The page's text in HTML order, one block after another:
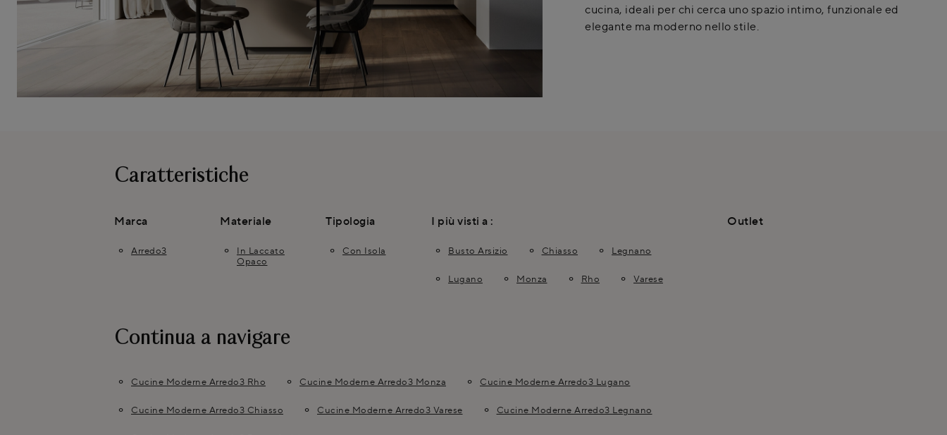
cucina, ideali per chi cerca uno spazio intimo, funzionale ed
elegante ma moderno nello stile.
Caratteristiche
Marca
Arredo3
Materiale
In Laccato
Opaco
Tipologia
Con Isola
I più visti a :
Busto Arsizio Chiasso Legnano
Lugano Monza Rho Varese
Outlet
Continua a navigare
Cucine Moderne Arredo3 Rho Cucine Moderne Arredo3 Monza Cucine Moderne Arredo3 Lugano
Cucine Moderne Arredo3 Chiasso Cucine Moderne Arredo3 Varese Cucine Moderne Arredo3 Legnano